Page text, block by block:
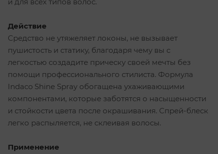
Действие
Средство не утяжеляет локоны, не вызывает
пушистость и статику, благодаря чему вы с
легкостью создадите прическу своей мечты без
помощи профессионального стилиста. Формула
Indaco Shine Spray обогащена ухаживающими
компонентами, которые заботятся о насыщенности
и стойкости цвета после окрашивания. Спрей-блеск
легко распыляется, не склеивая волосы.
Применение